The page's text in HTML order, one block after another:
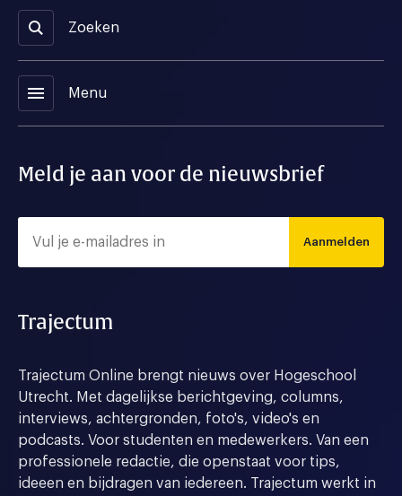
Zoeken
menu Menu
Meld je aan voor de nieuwsbrief
Aanmelden
Trajectum
Trajectum Online brengt nieuws over Hogeschool
Utrecht. Met dagelijkse berichtgeving, columns,
interviews, achtergronden, foto's, video's en
podcasts. Voor studenten en medewerkers. Van een
professionele redactie, die openstaat voor tips,
ideeen en bijdragen van iedereen. Trajectum werkt in